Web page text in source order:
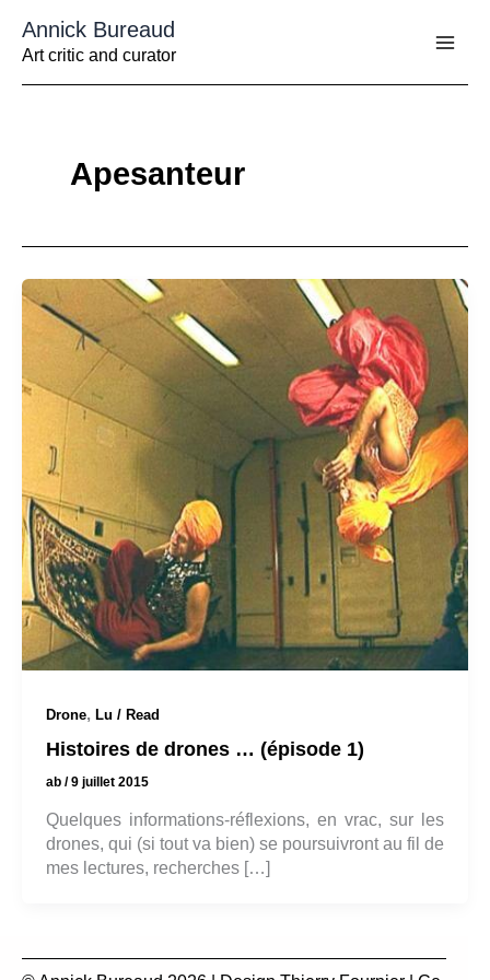
contenu
Annick Bureaud
Art critic and curator
Apesanteur
Drone, Lu / Read
Histoires de drones … (épisode 1)
ab /9 juillet 2015
Quelques informations-réflexions, en vrac, sur les
drones, qui (si tout va bien) se poursuivront au fil de
mes lectures, recherches […]